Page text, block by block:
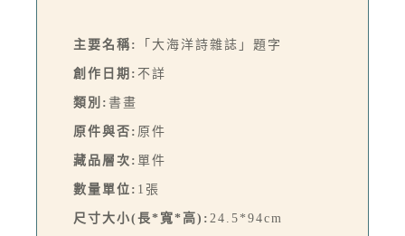
主要名稱: 「大海洋詩雜誌」題字
創作日期: 不詳
類別: 書畫
原件與否: 原件
藏品層次: 單件
數量單位: 1張
尺寸大小(長*寬*高): 24.5*94cm